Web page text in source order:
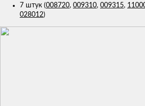
7 штук (008720, 009310, 009315,
028012)